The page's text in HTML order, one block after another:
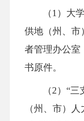
（1）大
供地（州、市
者管理办公室
书原件。
（2）“
（州、市）